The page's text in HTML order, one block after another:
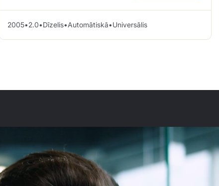
2005•2.0•Dīzelis•Automātiskā•Universālis